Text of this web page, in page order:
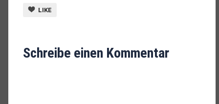
LIKE
Schreibe einen Kommentar